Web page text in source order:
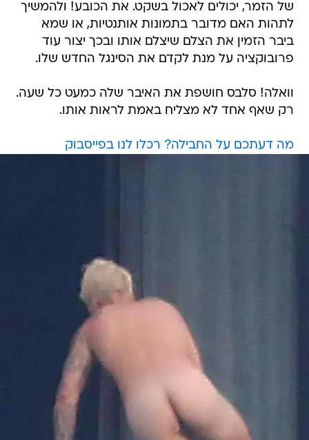
של הזמר, יכולים לאכול בשקט. את הכובע! ולהמשיך
לתהות האם מדובר בתמונות אותנטיות, או שמא
ביבר הזמין את הצלם שיצלם אותו ובכך יצור עוד
פרובוקציה על מנת לקדם את הסינגל החדש שלו.
וואלה! סלבס חושפת את האיבר שלה כמעט כל שעה.
רק שאף אחד לא מצליח באמת לראות אותו.
מה דעתכם על החבילה? רכלו לנו בפייסבוק